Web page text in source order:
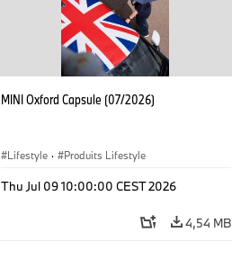
MINI Oxford Capsule (07/2026)
Lifestyle · Produits Lifestyle
Thu Jul 09 10:00:00 CEST 2026
4,54 MB